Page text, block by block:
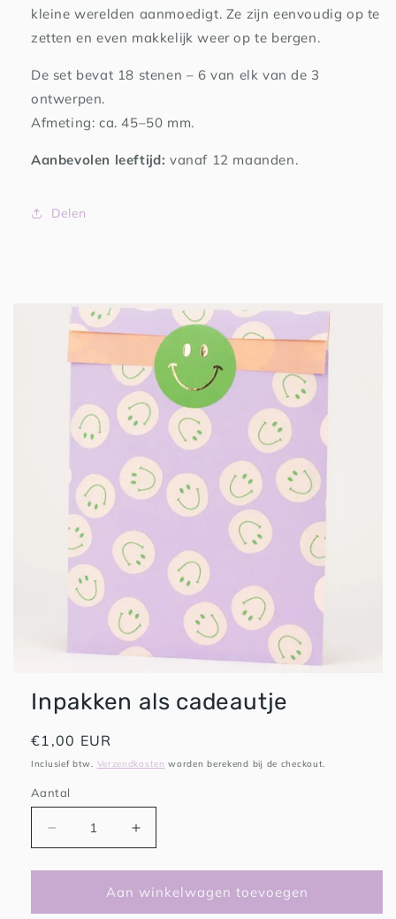
kleine werelden aanmoedigt. Ze zijn eenvoudig op te
zetten en even makkelijk weer op te bergen.
De set bevat 18 stenen – 6 van elk van de 3
ontwerpen.
Afmeting: ca. 45–50 mm.
Aanbevolen leeftijd: vanaf 12 maanden.
Delen
Inpakken als cadeautje
Normale
prijs
€1,00 EUR
Inclusief btw. Verzendkosten worden berekend bij de checkout.
Aantal
Aantal
verlagen
voor
Inpakken
als
Aantal
verhogen
voor
Inpakken
als
Aan winkelwagen toevoegen